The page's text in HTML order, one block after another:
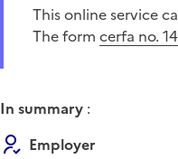
This online service
The form cerfa no.
In summary :
Employer